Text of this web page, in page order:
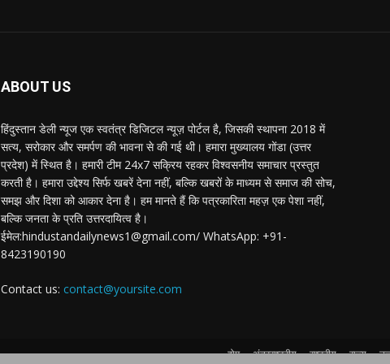
ABOUT US
हिंदुस्तान डेली न्यूज एक स्वतंत्र डिजिटल न्यूज़ पोर्टल है, जिसकी स्थापना 2018 में
सत्य, सरोकार और समर्पण की भावना से की गई थी। हमारा मुख्यालय गोंडा (उत्तर
प्रदेश) में स्थित है। हमारी टीम 24x7 सक्रिय रहकर विश्वसनीय समाचार प्रस्तुत
करती है। हमारा उद्देश्य सिर्फ खबरें देना नहीं, बल्कि खबरों के माध्यम से समाज की सोच,
समझ और दिशा को आकार देना है। हम मानते हैं कि पत्रकारिता महज़ एक पेशा नहीं,
बल्कि जनता के प्रति उत्तरदायित्व है।
ईमेल:hindustandailynews1@gmail.com/ WhatsApp: +91-
8423190190
Contact us: contact@yoursite.com
होम अंतरराष्ट्रीय राष्ट्रीय राज्य